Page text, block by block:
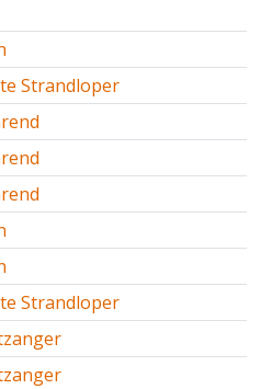
Strandloper
Strandloper